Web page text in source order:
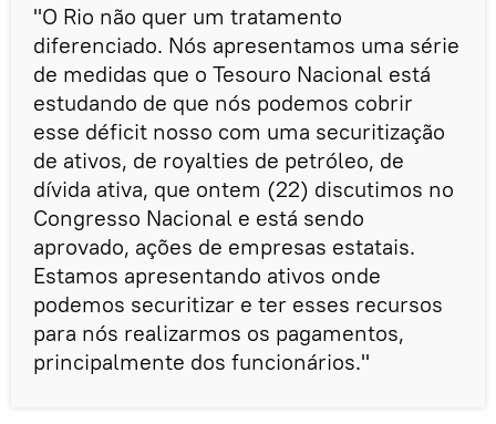
"O Rio não quer um tratamento
diferenciado. Nós apresentamos uma série
de medidas que o Tesouro Nacional está
estudando de que nós podemos cobrir
esse déficit nosso com uma securitização
de ativos, de royalties de petróleo, de
dívida ativa, que ontem (22) discutimos no
Congresso Nacional e está sendo
aprovado, ações de empresas estatais.
Estamos apresentando ativos onde
podemos securitizar e ter esses recursos
para nós realizarmos os pagamentos,
principalmente dos funcionários."